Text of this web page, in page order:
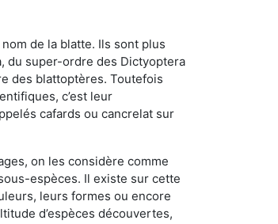
de la blatte. Ils sont plus
du super-ordre des Dictyoptera
des blattoptères. Toutefois
c’est leur
cafards ou cancrelat sur
on les considère comme
espèces. Il existe sur cette
leurs formes ou encore
d’espèces découvertes,